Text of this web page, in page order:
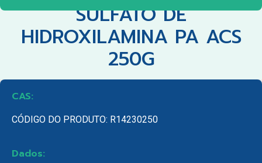
SULFATO DE
HIDROXILAMINA PA ACS
250G
CAS:
CÓDIGO DO PRODUTO: R14230250
Dados: